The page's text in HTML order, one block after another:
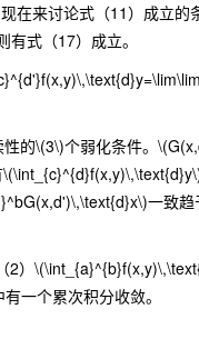
在来讨论式（11）成立的
式（17）成立。
的\(3\)个弱化条件。
一致趋
）
一个累次积分收敛。